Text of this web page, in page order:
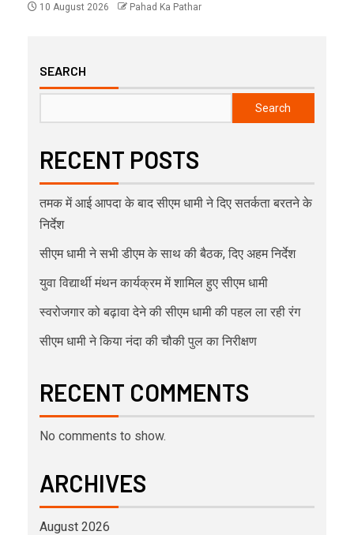
10 August 2026 Pahad Ka Pathar
SEARCH
Search
RECENT POSTS
तमक में आई आपदा के बाद सीएम धामी ने दिए सतर्कता बरतने के
निर्देश
सीएम धामी ने सभी डीएम के साथ की बैठक, दिए अहम निर्देश
युवा विद्यार्थी मंथन कार्यक्रम में शामिल हुए सीएम धामी
स्वरोजगार को बढ़ावा देने की सीएम धामी की पहल ला रही रंग
सीएम धामी ने किया नंदा की चौकी पुल का निरीक्षण
RECENT COMMENTS
No comments to show.
ARCHIVES
August 2026